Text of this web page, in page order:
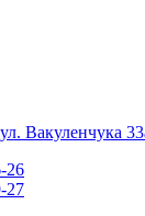
Вакуленчука
26
27